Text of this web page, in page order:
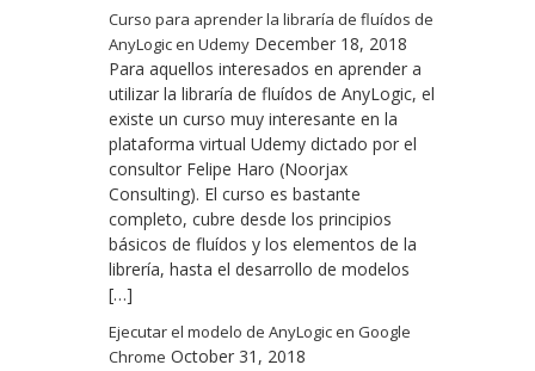
Curso para aprender la libraría de fluídos de
AnyLogic en Udemy December 18, 2018
Para aquellos interesados en aprender a
utilizar la libraría de fluídos de AnyLogic, el
existe un curso muy interesante en la
plataforma virtual Udemy dictado por el
consultor Felipe Haro (Noorjax
Consulting). El curso es bastante
completo, cubre desde los principios
básicos de fluídos y los elementos de la
librería, hasta el desarrollo de modelos
[…]
Ejecutar el modelo de AnyLogic en Google
Chrome October 31, 2018